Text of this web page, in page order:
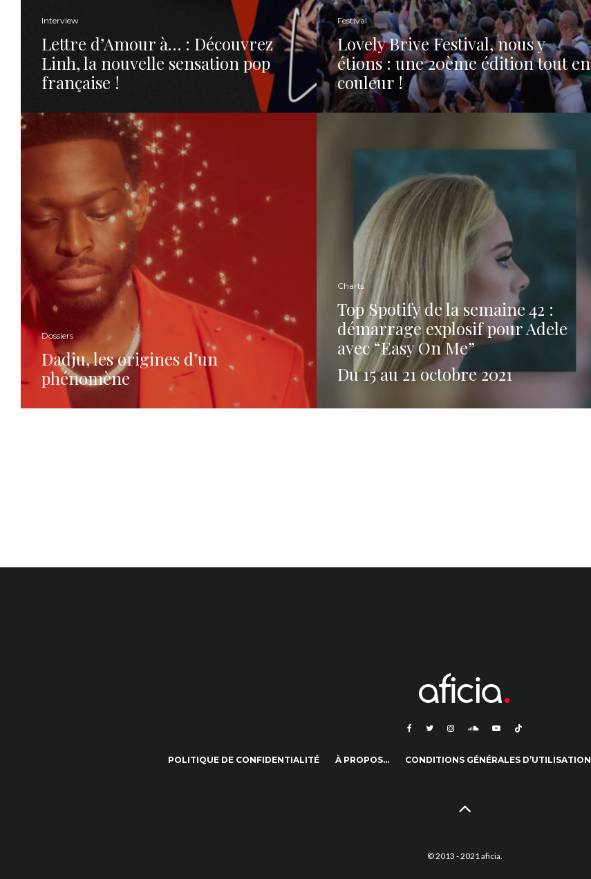
Interview
Lettre d’Amour à… : Découvrez
Linh, la nouvelle sensation pop
française !
Festival
Lovely Brive Festival, nous y
étions : une 20ème édition tout en
couleur !
Dossiers
Dadju, les origines d’un
phénomène
Charts
Top Spotify de la semaine 42 :
démarrage explosif pour Adele
avec “Easy On Me”
Du 15 au 21 octobre 2021
POLITIQUE DE CONFIDENTIALITÉ À PROPOS… CONDITIONS GÉNÉRALES D’UTILISATION
© 2013 - 2021 aficia.